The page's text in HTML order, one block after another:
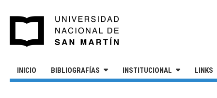
INICIO BIBLIOGRAFÍAS INSTITUCIONAL LINKS